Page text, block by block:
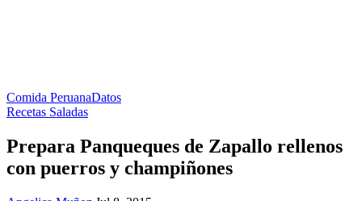
Comida PeruanaDatos
Recetas Saladas
Prepara Panqueques de Zapallo rellenos
con puerros y champiñones